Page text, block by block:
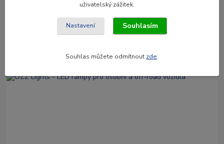
Osvětlení LEDSON v Enatruck.cz
Hledáte kvalitní a spolehlivé LED osvětlení pro své vozidlo? Ať už
číst celé
uživatelský zážitek.
Nastavení Souhlasím
Souhlas můžete odmítnout zde.